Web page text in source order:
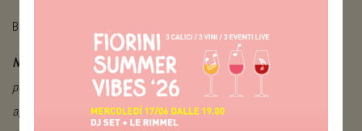
BOTTIGLIE DA 750 ML E 1500 ML / CARTONI 6 BOTTIGLIE
NOTE ORGANOLETTICHE:giallo paglierino brillante, spuma
persistente. Naso minerale, fruttato di pera e pesca bianca,
agrumato di lime e pompelmo. Melissa e mughetto persistono con